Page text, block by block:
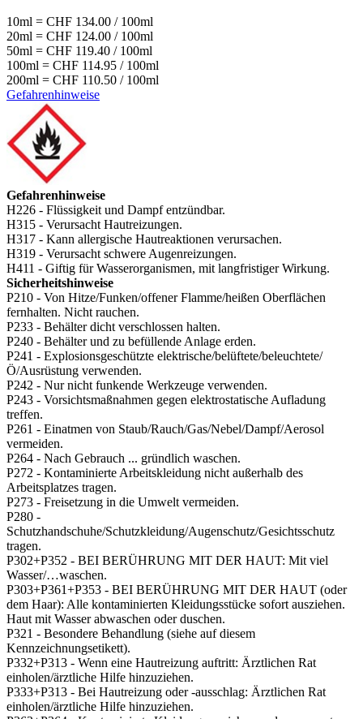
10ml = CHF 134.00 / 100ml
20ml = CHF 124.00 / 100ml
50ml = CHF 119.40 / 100ml
100ml = CHF 114.95 / 100ml
200ml = CHF 110.50 / 100ml
Gefahrenhinweise
Gefahrenhinweise
H226 - Flüssigkeit und Dampf entzündbar.
H315 - Verursacht Hautreizungen.
H317 - Kann allergische Hautreaktionen verursachen.
H319 - Verursacht schwere Augenreizungen.
H411 - Giftig für Wasserorganismen, mit langfristiger Wirkung.
Sicherheitshinweise
P210 - Von Hitze/Funken/offener Flamme/heißen Oberflächen
fernhalten. Nicht rauchen.
P233 - Behälter dicht verschlossen halten.
P240 - Behälter und zu befüllende Anlage erden.
P241 - Explosionsgeschützte elektrische/belüftete/beleuchtete/
Ö/Ausrüstung verwenden.
P242 - Nur nicht funkende Werkzeuge verwenden.
P243 - Vorsichtsmaßnahmen gegen elektrostatische Aufladung
treffen.
P261 - Einatmen von Staub/Rauch/Gas/Nebel/Dampf/Aerosol
vermeiden.
P264 - Nach Gebrauch ... gründlich waschen.
P272 - Kontaminierte Arbeitskleidung nicht außerhalb des
Arbeitsplatzes tragen.
P273 - Freisetzung in die Umwelt vermeiden.
P280 -
Schutzhandschuhe/Schutzkleidung/Augenschutz/Gesichtsschutz
tragen.
P302+P352 - BEI BERÜHRUNG MIT DER HAUT: Mit viel
Wasser/…waschen.
P303+P361+P353 - BEI BERÜHRUNG MIT DER HAUT (oder
dem Haar): Alle kontaminierten Kleidungsstücke sofort ausziehen.
Haut mit Wasser abwaschen oder duschen.
P321 - Besondere Behandlung (siehe auf diesem
Kennzeichnungsetikett).
P332+P313 - Wenn eine Hautreizung auftritt: Ärztlichen Rat
einholen/ärztliche Hilfe hinzuziehen.
P333+P313 - Bei Hautreizung oder -ausschlag: Ärztlichen Rat
einholen/ärztliche Hilfe hinzuziehen.